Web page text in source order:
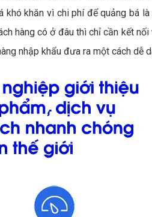
khăn vì chi phí để quảng bá
hàng có ở đâu thì chỉ cần kết
nhập khẩu đưa ra một cách dễ